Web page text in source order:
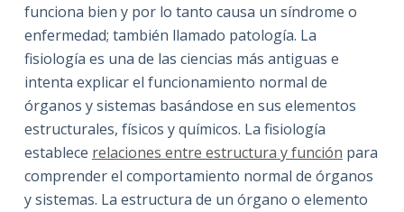
funciona bien y por lo tanto causa un síndrome o
enfermedad; también llamado patología. La
fisiología es una de las ciencias más antiguas e
intenta explicar el funcionamiento normal de
órganos y sistemas basándose en sus elementos
estructurales, físicos y químicos. La fisiología
establece relaciones entre estructura y función para
comprender el comportamiento normal de órganos
y sistemas. La estructura de un órgano o elemento